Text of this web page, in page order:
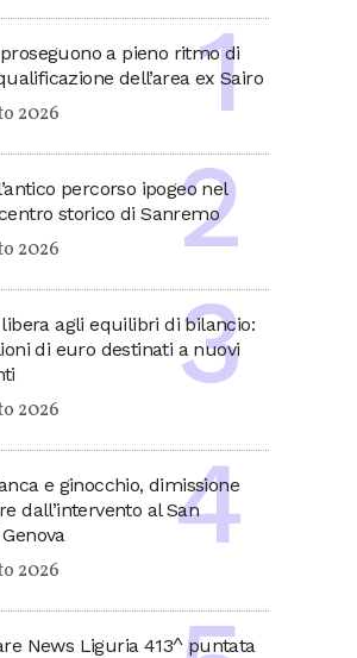
a pieno ritmo di
dell’area ex Sairo
2026
percorso ipogeo nel
storico di Sanremo
2026
libera agli equilibri di bilancio:
di euro destinati a nuovi
2026
e ginocchio, dimissione
dall’intervento al San
2026
News Liguria 413^ puntata